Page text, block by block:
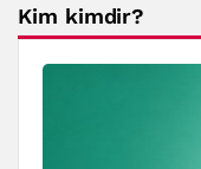
Kim kimdir?